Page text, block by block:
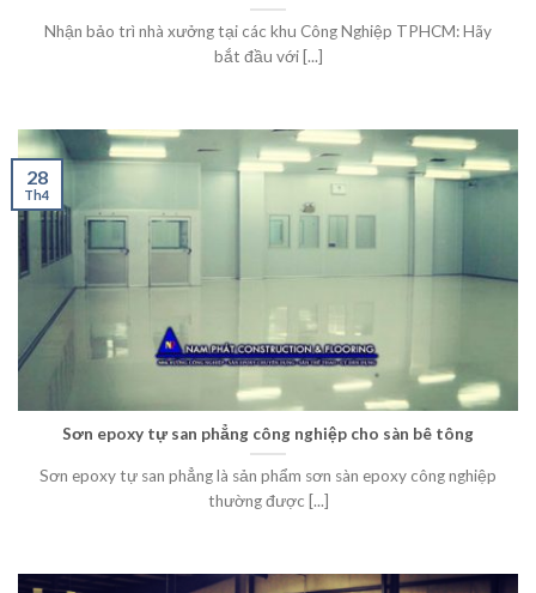
Nhận bảo trì nhà xưởng tại các khu Công Nghiệp TPHCM: Hãy
bắt đầu với [...]
Sơn epoxy tự san phẳng công nghiệp cho sàn bê tông
Sơn epoxy tự san phẳng là sản phẩm sơn sàn epoxy công nghiệp
thường được [...]
28
Th4